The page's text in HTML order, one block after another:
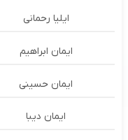
ایلیا رحمانی
ایمان ابراهیم
ایمان حسینی
ایمان دیبا